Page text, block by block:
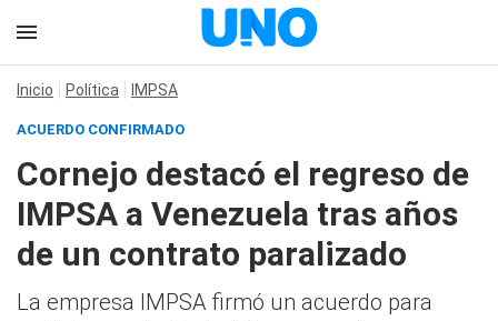
Inicio Política IMPSA
ACUERDO CONFIRMADO
Cornejo destacó el regreso de
IMPSA a Venezuela tras años
de un contrato paralizado
La empresa IMPSA firmó un acuerdo para